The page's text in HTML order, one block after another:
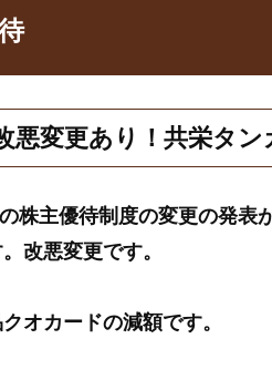
悪変更あり！共栄タン
株主優待制度の変更の発表
改悪変更です。
オカードの減額です。